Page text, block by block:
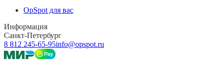
OpSpot для вас
Информация
Санкт-Петербург
8 812 245-65-95info@opspot.ru